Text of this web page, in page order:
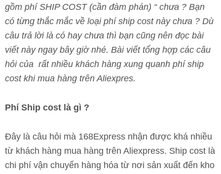
gồm phí SHIP COST (cần đàm phán) “ chưa ? Bạn
có từng thắc mắc về loại phí ship cost này chưa ? Dù
câu trả lời là có hay chưa thì bạn cũng nên đọc bài
viết này ngay bây giờ nhé. Bài viết tổng hợp các câu
hỏi của rất nhiều khách hàng xung quanh phí ship
cost khi mua hàng trên Aliexpres.
Phí Ship cost là gì ?
Đây là câu hỏi mà 168Express nhận được khá nhiều
từ khách hàng mua hàng trên Aliexpress. Ship cost là
chi phí vận chuyển hàng hóa từ nơi sản xuất đến kho